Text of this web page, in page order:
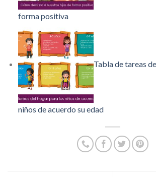
forma positiva
Tabla de tareas
niños de acuerdo su edad